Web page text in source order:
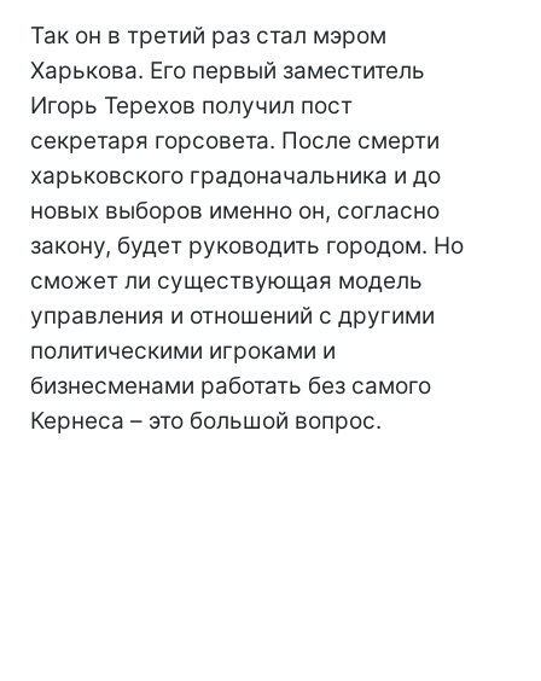
Так он в третий раз стал мэром
Харькова. Его первый заместитель
Игорь Терехов получил пост
секретаря горсовета. После смерти
харьковского градоначальника и до
новых выборов именно он, согласно
закону, будет руководить городом. Но
сможет ли существующая модель
управления и отношений с другими
политическими игроками и
бизнесменами работать без самого
Кернеса – это большой вопрос.